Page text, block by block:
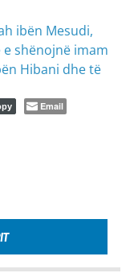
ibën Mesudi,
shënojnë imam
Hibani dhe të
Email